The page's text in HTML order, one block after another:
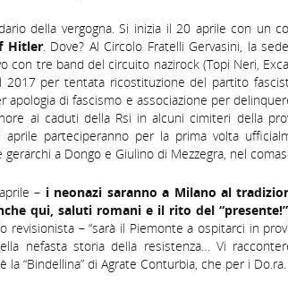
della vergogna. Si inizia il 20 aprile con un
Hitler. Dove? Al Circolo Fratelli Gervasini, la
con tre band del circuito nazirock (Topi Neri,
2017 per tentata ricostituzione del partito
apologia di fascismo e associazione per
ai caduti della Rsi in alcuni cimiteri della
aprile parteciperanno per la prima volta
a Dongo e Giulino di Mezzegra, nel
– i neonazi saranno a Milano al
qui, saluti romani e il rito del
revisionista – “sarà il Piemonte a ospitarci in
nefasta storia della resistenza… Vi
la “Bindellina” di Agrate Conturbia, che per i